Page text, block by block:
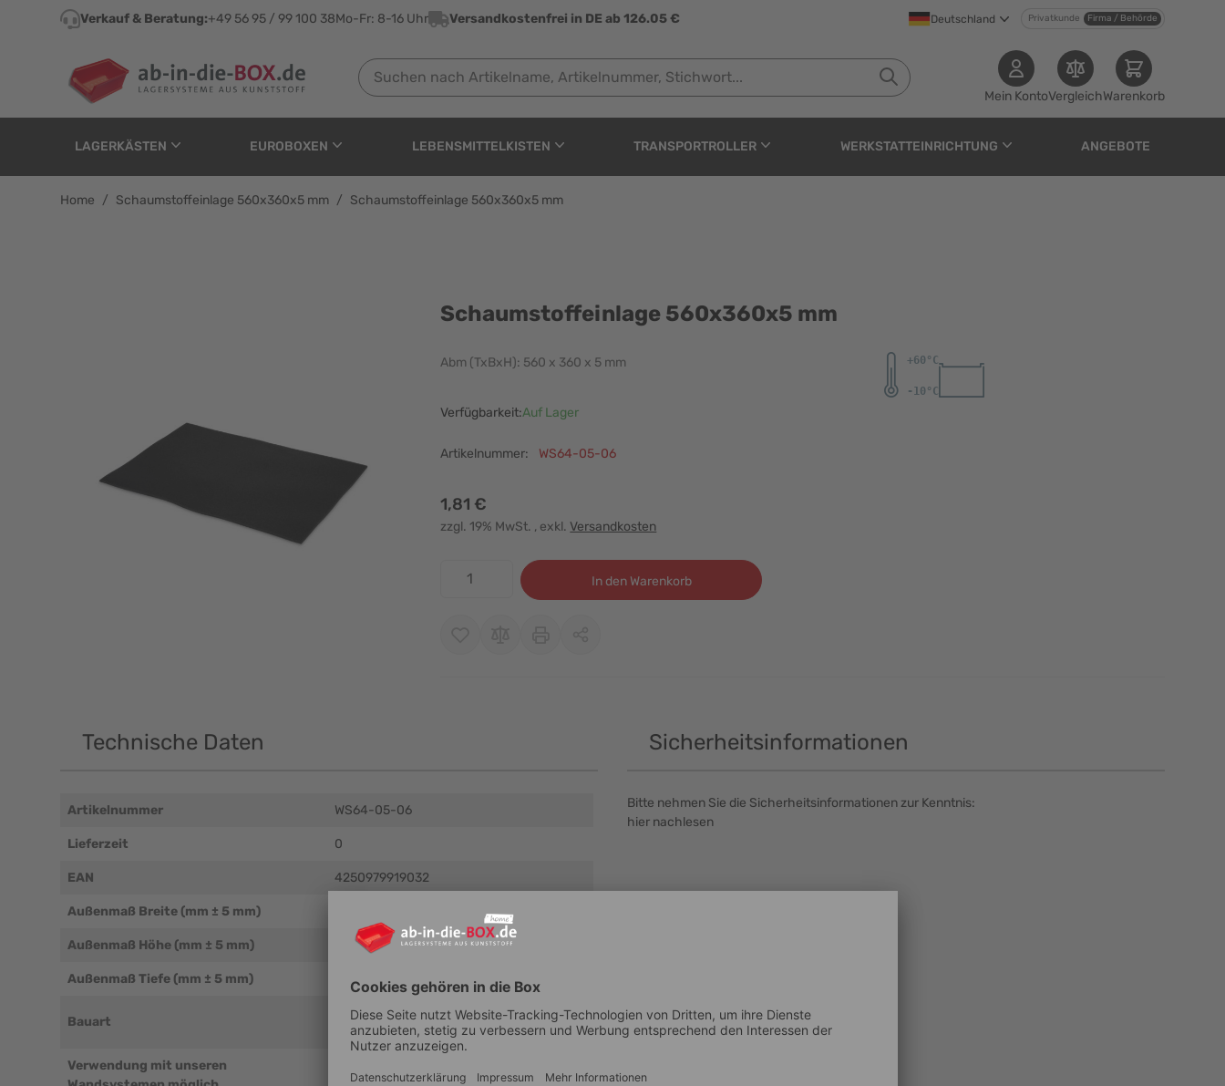
Direkt zum Inhalt
Verkauf & Beratung:+49 56 95 / 99 100 38Mo-Fr: 8-16 Uhr Versandkostenfrei in DE ab 126.05 € Deutschland Privatkunde Firma / Behörde
Suchen nach Artikelname, Artikelnummer, Stichwort...
Mein KontoVergleichWarenkorb
LAGERKÄSTEN EUROBOXEN LEBENSMITTELKISTEN TRANSPORTROLLER WERKSTATTEINRICHTUNG ANGEBOTE
Home / Schaumstoffeinlage 560x360x5 mm / Schaumstoffeinlage 560x360x5 mm
Schaumstoffeinlage 560x360x5 mmSchaumstoffeinlage 560x360x5 mm
Abm (TxBxH): 560 x 360 x 5 mm
Verfügbarkeit:Auf Lager
Artikelnummer: WS64-05-06
1,81 €
zzgl. 19% MwSt. , exkl. Versandkosten
In den Warenkorb
Technische Daten
Artikelnummer WS64-05-06
Lieferzeit 0
EAN 4250979919032
Außenmaß Breite (mm ± 5 mm)
Außenmaß Höhe (mm ± 5 mm)
Außenmaß Tiefe (mm ± 5 mm) 360
Bauart
Würfel heraustrennbar zu individuellen
Anpassung
Verwendung mit unseren
Nein
Sicherheitsinformationen
Bitte nehmen Sie die Sicherheitsinformationen zur Kenntnis:
hier nachlesen